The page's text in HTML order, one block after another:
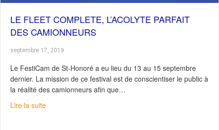
LE FLEET COMPLETE, L’ACOLYTE PARFAIT
DES CAMIONNEURS
septembre 17, 2019
Le FestiCam de St-Honoré a eu lieu du 13 au 15 septembre
dernier. La mission de ce festival est de conscientiser le public à
la réalité des camionneurs afin que…
Lire la suiteabout Le Fleet Complete, l’acolyte parfait des